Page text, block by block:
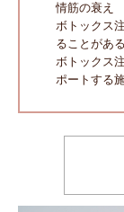
情筋の衰え
ボトックス
ることがある
ボトックス
ポートする